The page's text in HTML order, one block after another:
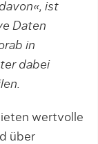
ist
Daten
in
dabei
wertvolle
über